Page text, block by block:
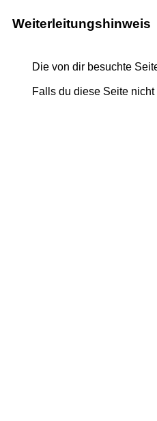
Weiterleitungshinweis
Die von dir besuchte
Falls du diese Seite